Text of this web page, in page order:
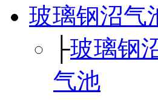
玻璃钢沼气
├玻璃钢
气池